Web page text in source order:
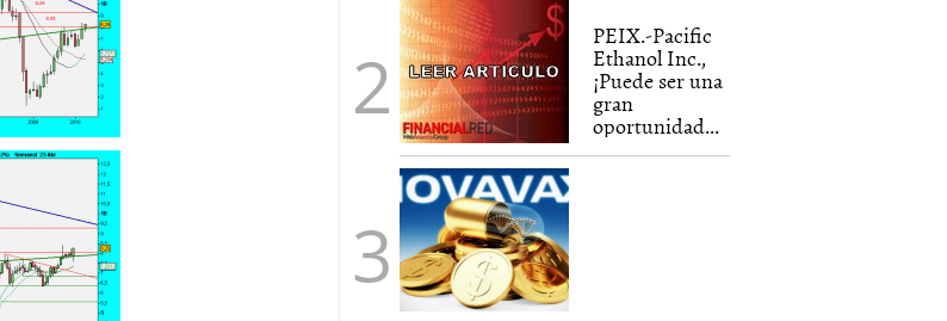
PEIX.-Pacific
Ethanol Inc.,
¡Puede ser una
gran
oportunidad...